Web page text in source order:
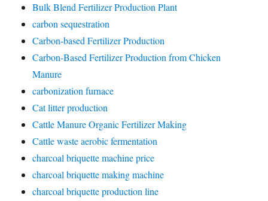
Bulk Blend Fertilizer Production Plant
carbon sequestration
Carbon-based Fertilizer Production
Carbon-Based Fertilizer Production from Chicken
Manure
carbonization furnace
Cat litter production
Cattle Manure Organic Fertilizer Making
Cattle waste aerobic fermentation
charcoal briquette machine price
charcoal briquette making machine
charcoal briquette production line